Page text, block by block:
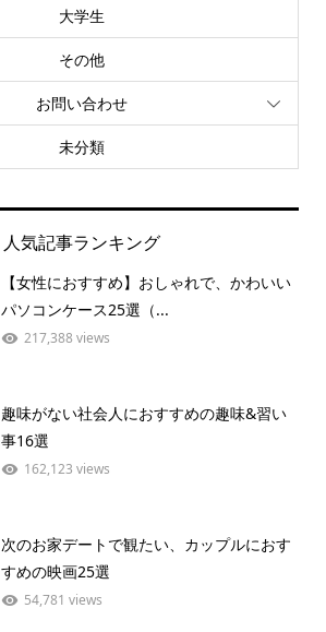
大学生
その他
お問い合わせ
未分類
人気記事ランキング
【女性におすすめ】おしゃれで、かわいい
パソコンケース25選（...
217,388 views
趣味がない社会人におすすめの趣味&習い
事16選
162,123 views
次のお家デートで観たい、カップルにおす
すめの映画25選
54,781 views